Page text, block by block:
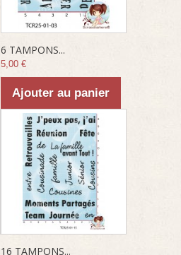
6 TAMPONS...
5,00 €
Ajouter au panier
16 TAMPONS...